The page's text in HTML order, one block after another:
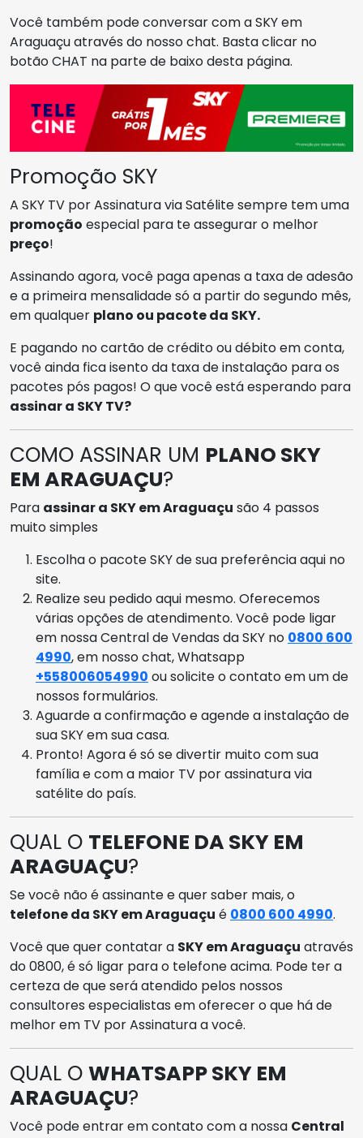
Você também pode conversar com a SKY em
Araguaçu através do nosso chat. Basta clicar no
botão CHAT na parte de baixo desta página.
Promoção SKY
A SKY TV por Assinatura via Satélite sempre tem uma
promoção especial para te assegurar o melhor
preço!
Assinando agora, você paga apenas a taxa de adesão
e a primeira mensalidade só a partir do segundo mês,
em qualquer plano ou pacote da SKY.
E pagando no cartão de crédito ou débito em conta,
você ainda fica isento da taxa de instalação para os
pacotes pós pagos! O que você está esperando para
assinar a SKY TV?
COMO ASSINAR UM PLANO SKY
EM ARAGUAÇU?
Para assinar a SKY em Araguaçu são 4 passos
muito simples
Escolha o pacote SKY de sua preferência aqui no
site.
Realize seu pedido aqui mesmo. Oferecemos
várias opções de atendimento. Você pode ligar
em nossa Central de Vendas da SKY no 0800 600
4990, em nosso chat, Whatsapp
+558006054990 ou solicite o contato em um de
nossos formulários.
Aguarde a confirmação e agende a instalação de
sua SKY em sua casa.
Pronto! Agora é só se divertir muito com sua
família e com a maior TV por assinatura via
satélite do país.
QUAL O TELEFONE DA SKY EM
ARAGUAÇU?
Se você não é assinante e quer saber mais, o
telefone da SKY em Araguaçu é 0800 600 4990.
Você que quer contatar a SKY em Araguaçu através
do 0800, é só ligar para o telefone acima. Pode ter a
certeza de que será atendido pelos nossos
consultores especialistas em oferecer o que há de
melhor em TV por Assinatura a você.
QUAL O WHATSAPP SKY EM
ARAGUAÇU?
Você pode entrar em contato com a nossa Central